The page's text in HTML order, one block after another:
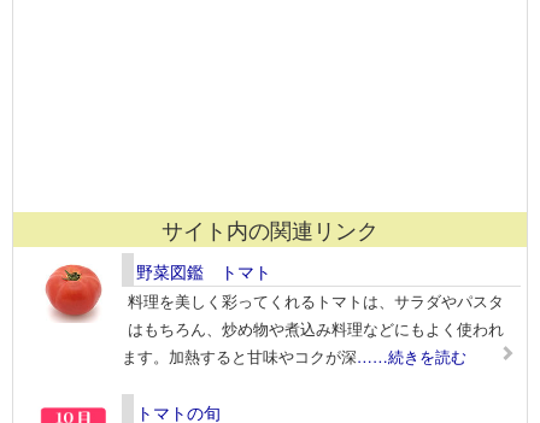
サイト内の関連リンク
野菜図鑑 トマト
料理を美しく彩ってくれるトマトは、サラダやパスタ
はもちろん、炒め物や煮込み料理などにもよく使われ
ます。加熱すると甘味やコクが深……続きを読む
トマトの旬